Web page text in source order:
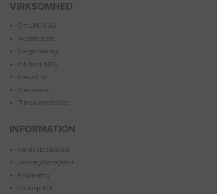
VIRKSOMHED
Om LINDS AS
Medarbejdere
Sælgeroversigt
Job hos LINDS
Kontakt os
Sponsorater
Tilmeld nyhedsbrev
INFORMATION
Handelsbetingelser
Leveringsbetingelser
Returnering
Cookiepolitik